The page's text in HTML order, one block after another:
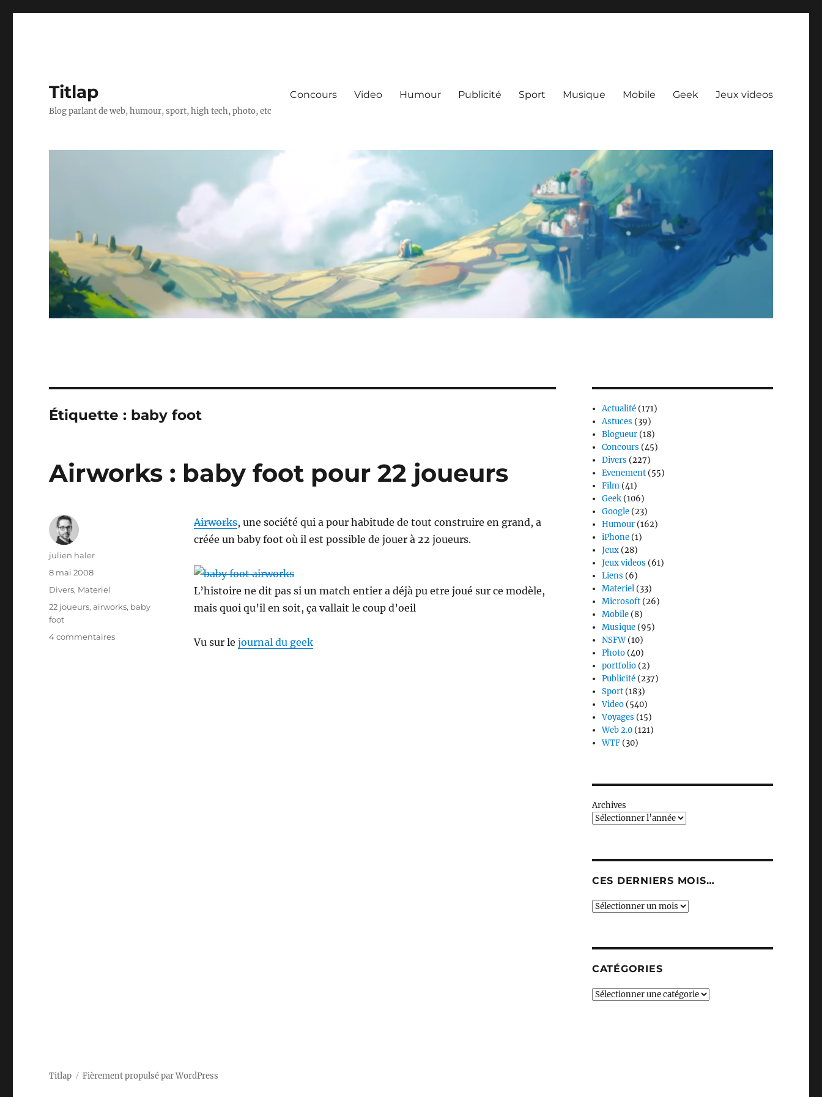
Titlap
Blog parlant de web, humour, sport, high tech, photo, etc
Concours Video Humour Publicité Sport Musique Mobile Geek Jeux videos
Étiquette : baby foot
Airworks : baby foot pour 22 joueurs
Airworks, une société qui a pour habitude de tout construire en grand, a
créée un baby foot où il est possible de jouer à 22 joueurs.
L’histoire ne dit pas si un match entier a déjà pu etre joué sur ce modèle,
mais quoi qu’il en soit, ça vallait le coup d’oeil
Vu sur le journal du geek
Auteur
julien haler
Publié
8 mai 2008
Catégories
Divers, Materiel
Étiquettes
22 joueurs,airworks, baby
foot
4 commentairessur
Actualité (171)
Astuces (39)
Blogueur (18)
Concours (45)
Divers (227)
Evenement (55)
Film (41)
Geek (106)
Google (23)
Humour (162)
iPhone (1)
Jeux (28)
Jeux videos (61)
Liens (6)
Materiel (33)
Microsoft (26)
Mobile (8)
Musique (95)
NSFW(10)
Photo (40)
portfolio (2)
Publicité (237)
Sport (183)
Video (540)
Voyages (15)
Web 2.0 (121)
WTF (30)
Archives
CES DERNIERS MOIS…
Ces
CATÉGORIES
Catégories
Titlap Fièrement propulsé par WordPress